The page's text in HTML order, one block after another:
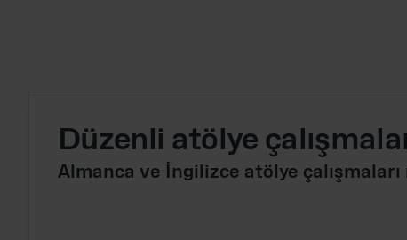
Düzenli atölye
Almanca ve İngilizce atölye çalışmaları